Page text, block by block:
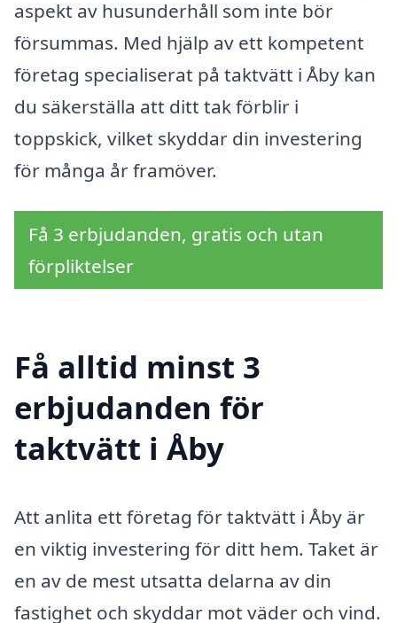
aspekt av husunderhåll som inte bör
försummas. Med hjälp av ett kompetent
företag specialiserat på taktvätt i Åby kan
du säkerställa att ditt tak förblir i
toppskick, vilket skyddar din investering
för många år framöver.
Få 3 erbjudanden, gratis och utan
förpliktelser
Få alltid minst 3
erbjudanden för
taktvätt i Åby
Att anlita ett företag för taktvätt i Åby är
en viktig investering för ditt hem. Taket är
en av de mest utsatta delarna av din
fastighet och skyddar mot väder och vind.